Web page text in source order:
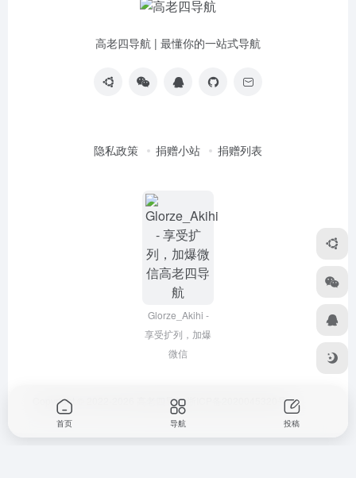
高老四导航 | 最懂你的一站式导航
隐私政策 捐赠小站 捐赠列表
Glorze_Akihi -
享受扩列，加爆
微信
Copyright © 2022-2026 高老四导航 浙ICP备2020045320号-3
首页 导航 投稿